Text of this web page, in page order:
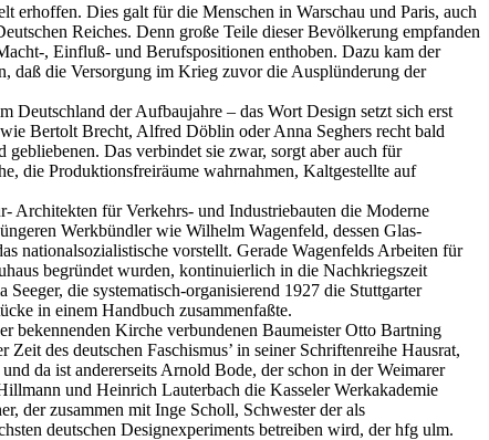
erhoffen. Dies galt für die Menschen in Warschau und Paris, auch
Reiches. Denn große Teile dieser Bevölkerung empfanden
, Einfluß- und Berufspositionen enthoben. Dazu kam der
daß die Versorgung im Krieg zuvor die Ausplünderung der
Deutschland der Aufbaujahre – das Wort Design setzt sich erst
Bertolt Brecht, Alfred Döblin oder Anna Seghers recht bald
Das verbindet sie zwar, sorgt aber auch für
die Produktionsfreiräume wahrnahmen, Kaltgestellte auf
Architekten für Verkehrs- und Industriebauten die Moderne
Werkbündler wie Wilhelm Wagenfeld, dessen Glas-
nationalsozialistische vorstellt. Gerade Wagenfelds Arbeiten für
begründet wurden, kontinuierlich in die Nachkriegszeit
die systematisch-organisierend 1927 die Stuttgarter
in einem Handbuch zusammenfaßte.
bekennenden Kirche verbundenen Baumeister Otto Bartning
des deutschen Faschismus’ in seiner Schriftenreihe Hausrat,
da ist andererseits Arnold Bode, der schon in der Weimarer
und Heinrich Lauterbach die Kasseler Werkakademie
der zusammen mit Inge Scholl, Schwester der als
deutschen Designexperiments betreiben wird, der hfg ulm.